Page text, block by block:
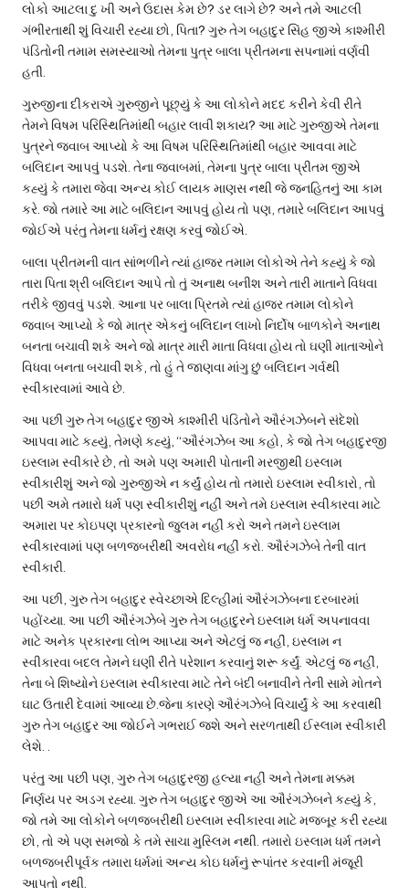
લોકો આટલા દુ ખી અને ઉદાસ કેમ છે? ડર લાગે છે? અને તમે આટલી
ગંભીરતાથી શું વિચારી રહ્યા છો, પિતા? ગુરુ તેગ બહાદુર સિંહ જીએ કાશ્મીરી
પંડિતોની તમામ સમસ્યાઓ તેમના પુત્ર બાલા પ્રીતમના સપનામાં વર્ણવી
હતી.
ગુરુજીના દીકરાએ ગુરુજીને પૂછ્યું કે આ લોકોને મદદ કરીને કેવી રીતે
તેમને વિષમ પરિસ્થિતિમાંથી બહાર લાવી શકાય? આ માટે ગુરુજીએ તેમના
પુત્રને જવાબ આપ્યો કે આ વિષમ પરિસ્થિતિમાંથી બહાર આવવા માટે
બલિદાન આપવું પડશે. તેના જવાબમાં, તેમના પુત્ર બાલા પ્રીતમ જીએ
કહ્યું કે તમારા જેવા અન્ય કોઈ લાયક માણસ નથી જે જનહિતનું આ કામ
કરે. જો તમારે આ માટે બલિદાન આપવું હોય તો પણ, તમારે બલિદાન આપવું
જોઈએ પરંતુ તેમના ધર્મનું રક્ષણ કરવું જોઈએ.
બાલા પ્રીતમની વાત સાંભળીને ત્યાં હાજર તમામ લોકોએ તેને કહ્યું કે જો
તારા પિતા શ્રી બલિદાન આપે તો તું અનાથ બનીશ અને તારી માતાને વિધવા
તરીકે જીવવું પડશે. આના પર બાલા પ્રિતમે ત્યાં હાજર તમામ લોકોને
જવાબ આપ્યો કે જો માત્ર એકનું બલિદાન લાખો નિર્દોષ બાળકોને અનાથ
બનતા બચાવી શકે અને જો માત્ર મારી માતા વિધવા હોય તો ઘણી માતાઓને
વિધવા બનતા બચાવી શકે, તો હું તે જાણવા માંગુ છું બલિદાન ગર્વથી
સ્વીકારવામાં આવે છે.
આ પછી ગુરુ તેગ બહાદુર જીએ કાશ્મીરી પંડિતોને ઔરંગઝેબને સંદેશો
આપવા માટે કહ્યું, તેમણે કહ્યું, “ઔરંગઝેબ આ કહો, કે જો તેગ બહાદુરજી
ઇસ્લામ સ્વીકારે છે, તો અમે પણ અમારી પોતાની મરજીથી ઇસ્લામ
સ્વીકારીશું અને જો ગુરુજીએ ન કર્યું હોય તો તમારો ઇસ્લામ સ્વીકારો, તો
પછી અમે તમારો ધર્મ પણ સ્વીકારીશું નહીં અને તમે ઇસ્લામ સ્વીકારવા માટે
અમારા પર કોઇપણ પ્રકારનો જુલમ નહીં કરો અને તમને ઇસ્લામ
સ્વીકારવામાં પણ બળજબરીથી અવરોધ નહીં કરો. ઔરંગઝેબે તેની વાત
સ્વીકારી.
આ પછી, ગુરુ તેગ બહાદુર સ્વેચ્છાએ દિલ્હીમાં ઔરંગઝેબના દરબારમાં
પહોંચ્યા. આ પછી ઔરંગઝેબે ગુરુ તેગ બહાદુરને ઇસ્લામ ધર્મ અપનાવવા
માટે અનેક પ્રકારના લોભ આપ્યા અને એટલું જ નહીં, ઇસ્લામ ન
સ્વીકારવા બદલ તેમને ઘણી રીતે પરેશાન કરવાનું શરૂ કર્યું. એટલું જ નહીં,
તેના બે શિષ્યોને ઇસ્લામ સ્વીકારવા માટે તેને બંદી બનાવીને તેની સામે મોતને
ઘાટ ઉતારી દેવામાં આવ્યા છે.જેના કારણે ઔરંગઝેબે વિચાર્યું કે આ કરવાથી
ગુરુ તેગ બહાદુર આ જોઈને ગભરાઈ જશે અને સરળતાથી ઈસ્લામ સ્વીકારી
લેશે. .
પરંતુ આ પછી પણ, ગુરુ તેગ બહાદુરજી હલ્યા નહીં અને તેમના મક્કમ
નિર્ણય પર અડગ રહ્યા. ગુરુ તેગ બહાદુર જીએ આ ઔરંગઝેબને કહ્યું કે,
જો તમે આ લોકોને બળજબરીથી ઇસ્લામ સ્વીકારવા માટે મજબૂર કરી રહ્યા
છો, તો એ પણ સમજો કે તમે સાચા મુસ્લિમ નથી. તમારો ઇસ્લામ ધર્મ તમને
બળજબરીપૂર્વક તમારા ધર્મમાં અન્ય કોઇ ધર્મનું રૂપાંતર કરવાની મંજૂરી
આપતો નથી.